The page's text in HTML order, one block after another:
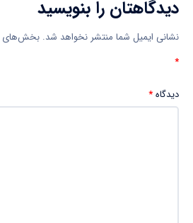
دیدگاهتان را بنویسید
نشانی ایمیل شما منتشر نخواهد شد. بخش‌های
*
دیدگاه*